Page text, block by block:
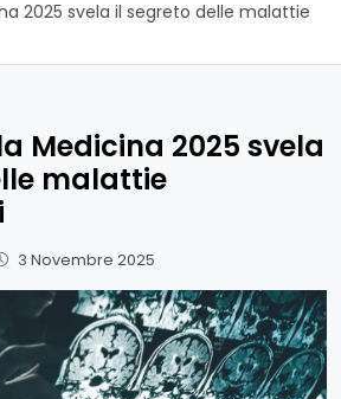
2025 svela il segreto delle malattie
Medicina 2025 svela
malattie
3 Novembre 2025